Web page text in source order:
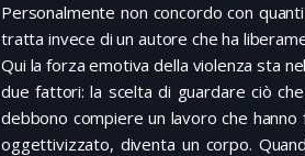
Personalmente non concordo con
tratta invece di un autore che ha
Qui la forza emotiva della violenza sta
due fattori: la scelta di guardare ciò
debbono compiere un lavoro che
oggettivizzato, diventa un corpo.